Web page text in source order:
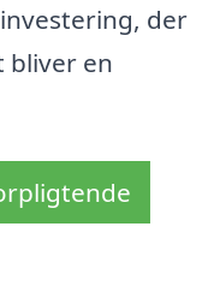
der
bliver en